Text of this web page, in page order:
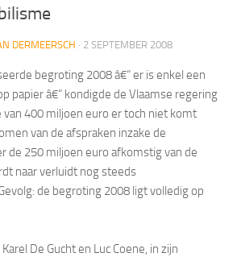
DERMEERSCH · 2 SEPTEMBER 2008
begroting 2008 â€“ er is enkel een
papier â€“ kondigde de Vlaamse regering
van 400 miljoen euro er toch niet komt
van de afspraken inzake de
de 250 miljoen euro afkomstig van de
naar verluidt nog steeds
de begroting 2008 ligt volledig op
De Gucht en Luc Coene, in zijn